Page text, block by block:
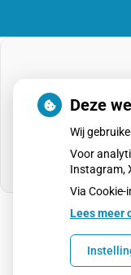
Deze
Wij
Voor
Instagram,
Via
Lees meer